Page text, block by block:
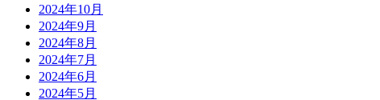
2024年10月
2024年9月
2024年8月
2024年7月
2024年6月
2024年5月